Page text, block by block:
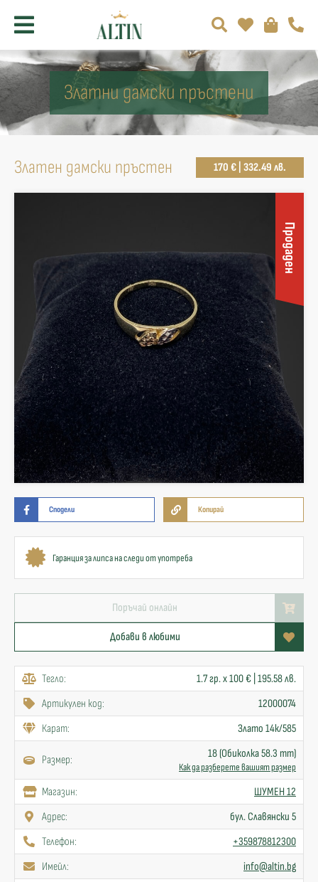
Златни дамски пръстени
Златен дамски пръстен 170 € | 332.49 лв.
Продаден
Сподели Копирай
Гаранция за липса на следи от употреба
Поръчай онлайн
Добави в любими
Тегло:
1.7 гр. x 100 € | 195.58 лв.
Артикулен код:
12000074
Карат:
Злато 14к/585
Размер: 18 (Обиколка 58.3 mm)
Как да разберете вашият размер
Mагазин:
ШУМЕН 12
Адрес:
бул. Славянски 5
Телефон:
+359878812300
Имейл:
info@altin.bg